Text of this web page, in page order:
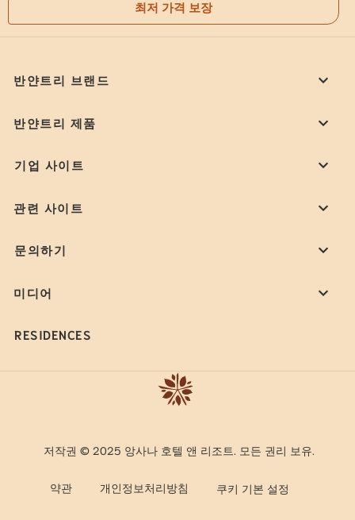
최저 가격 보장
반얀트리 브랜드
반얀트리 제품
기업 사이트
관련 사이트
문의하기
미디어
RESIDENCES
저작권 © 2025 앙사나 호텔 앤 리조트. 모든 권리 보유.
약관 개인정보처리방침 쿠키 기본 설정